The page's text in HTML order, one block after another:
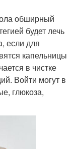
обширный
будет лечь
если для
капельницы
в чистке
Войти могут в
глюкоза,